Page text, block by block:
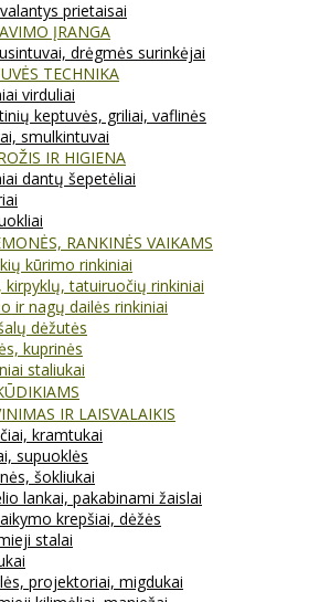
prietaisai
ĮRANGA
drėgmės surinkėjai
TECHNIKA
virduliai
keptuvės, griliai, vaflinės
smulkintuvai
IR HIGIENA
dantų šepetėliai
RANKINĖS VAIKAMS
kūrimo rinkiniai
kirpyklų, tatuiruočių rinkiniai
ir nagų dailės rinkiniai
dėžutės
kuprinės
staliukai
IR LAISVALAIKIS
kramtukai
supuoklės
šokliukai
lankai, pakabinami žaislai
krepšiai, dėžės
stalai
projektoriai, migdukai